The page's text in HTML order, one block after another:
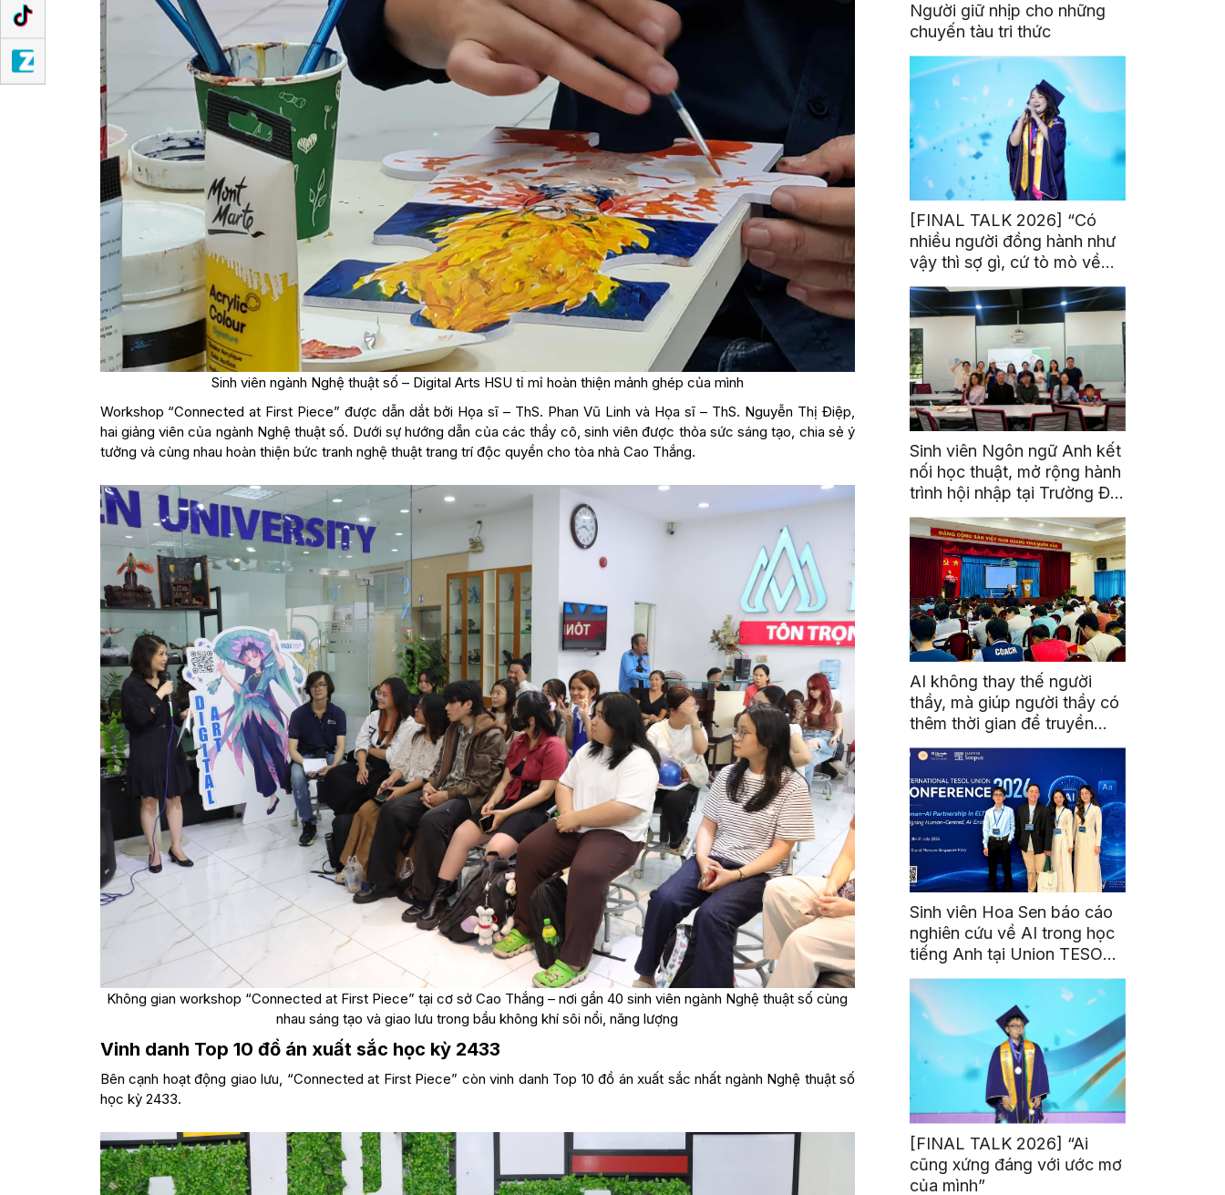
Sinh viên ngành Nghệ thuật số – Digital Arts HSU tỉ mỉ hoàn thiện mảnh ghép của mình
Workshop “Connected at First Piece” được dẫn dắt bởi Họa sĩ – ThS. Phan Vũ Linh và Họa sĩ – ThS. Nguyễn Thị Điệp,
hai giảng viên của ngành Nghệ thuật số. Dưới sự hướng dẫn của các thầy cô, sinh viên được thỏa sức sáng tạo, chia sẻ ý
tưởng và cùng nhau hoàn thiện bức tranh nghệ thuật trang trí độc quyền cho tòa nhà Cao Thắng.
Không gian workshop “Connected at First Piece” tại cơ sở Cao Thắng – nơi gần 40 sinh viên ngành Nghệ thuật số cùng
nhau sáng tạo và giao lưu trong bầu không khí sôi nổi, năng lượng
Vinh danh Top 10 đồ án xuất sắc học kỳ 2433
Bên cạnh hoạt động giao lưu, “Connected at First Piece” còn vinh danh Top 10 đồ án xuất sắc nhất ngành Nghệ thuật số
học kỳ 2433.
Người giữ nhịp cho những
chuyến tàu tri thức
[FINAL TALK 2026] “Có
nhiều người đồng hành như
vậy thì sợ gì, cứ tò mò về
thế giới thôi”
Sinh viên Ngôn ngữ Anh kết
nối học thuật, mở rộng hành
trình hội nhập tại Trường Đại
học Quốc gia Malaysia
AI không thay thế người
thầy, mà giúp người thầy có
thêm thời gian để truyền
cảm hứng
Sinh viên Hoa Sen báo cáo
nghiên cứu về AI trong học
tiếng Anh tại Union TESOL
2026 ở Singapore
[FINAL TALK 2026] “Ai
cũng xứng đáng với ước mơ
của mình”